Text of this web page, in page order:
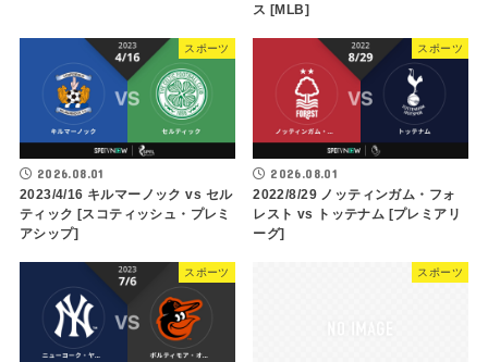
ス [MLB]
スポーツ
2026.08.01
2023/4/16 キルマーノック vs セル
ティック [スコティッシュ・プレミ
アシップ]
スポーツ
2026.08.01
2022/8/29 ノッティンガム・フォ
レスト vs トッテナム [プレミアリ
ーグ]
スポーツ スポーツ